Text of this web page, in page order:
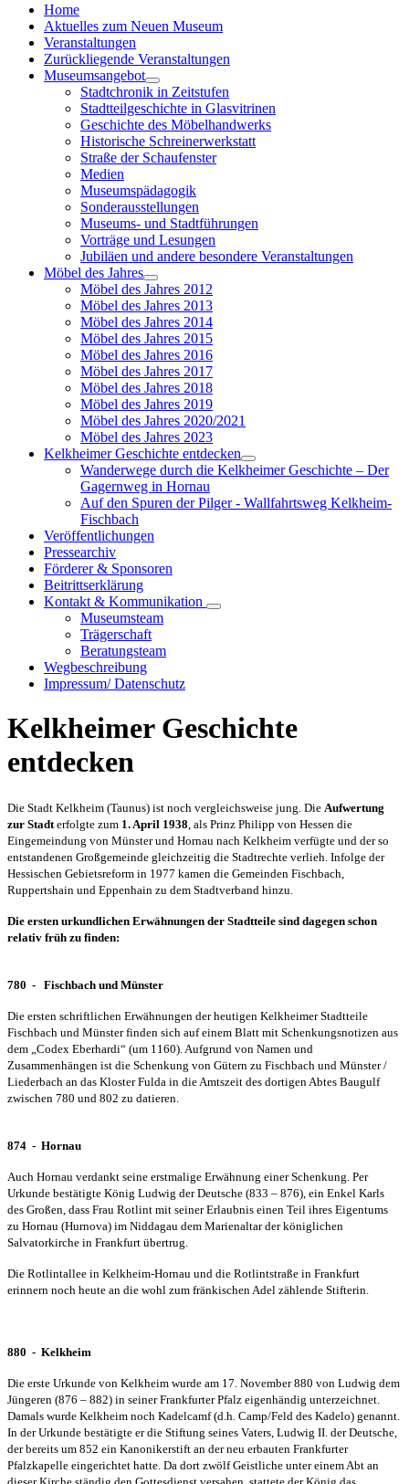
Home
Aktuelles zum Neuen Museum
Veranstaltungen
Zurückliegende Veranstaltungen
Museumsangebot
Stadtchronik in Zeitstufen
Stadtteilgeschichte in Glasvitrinen
Geschichte des Möbelhandwerks
Historische Schreinerwerkstatt
Straße der Schaufenster
Medien
Museumspädagogik
Sonderausstellungen
Museums- und Stadtführungen
Vorträge und Lesungen
Jubiläen und andere besondere Veranstaltungen
Möbel des Jahres
Möbel des Jahres 2012
Möbel des Jahres 2013
Möbel des Jahres 2014
Möbel des Jahres 2015
Möbel des Jahres 2016
Möbel des Jahres 2017
Möbel des Jahres 2018
Möbel des Jahres 2019
Möbel des Jahres 2020/2021
Möbel des Jahres 2023
Kelkheimer Geschichte entdecken
Wanderwege durch die Kelkheimer Geschichte – Der
Gagernweg in Hornau
Auf den Spuren der Pilger - Wallfahrtsweg Kelkheim-
Fischbach
Veröffentlichungen
Pressearchiv
Förderer & Sponsoren
Beitrittserklärung
Kontakt & Kommunikation
Museumsteam
Trägerschaft
Beratungsteam
Wegbeschreibung
Impressum/ Datenschutz
Kelkheimer Geschichte
entdecken
Die Stadt Kelkheim (Taunus) ist noch vergleichsweise jung. Die Aufwertung
zur Stadt erfolgte zum 1. April 1938 , als Prinz Philipp von Hessen die
Eingemeindung von Münster und Hornau nach Kelkheim verfügte und der so
entstandenen Großgemeinde gleichzeitig die Stadtrechte verlieh. Infolge der
Hessischen Gebietsreform in 1977 kamen die Gemeinden Fischbach,
Ruppertshain und Eppenhain zu dem Stadtverband hinzu.
Die ersten urkundlichen Erwähnungen der Stadtteile sind dagegen schon
relativ früh zu finden:
780 - Fischbach und Münster
Die ersten schriftlichen Erwähnungen der heutigen Kelkheimer Stadtteile
Fischbach und Münster finden sich auf einem Blatt mit Schenkungsnotizen aus
dem „Codex Eberhardi“ (um 1160). Aufgrund von Namen und
Zusammenhängen ist die Schenkung von Gütern zu Fischbach und Münster /
Liederbach an das Kloster Fulda in die Amtszeit des dortigen Abtes Baugulf
zwischen 780 und 802 zu datieren.
874 - Hornau
Auch Hornau verdankt seine erstmalige Erwähnung einer Schenkung. Per
Urkunde bestätigte König Ludwig der Deutsche (833 – 876), ein Enkel Karls
des Großen, dass Frau Rotlint mit seiner Erlaubnis einen Teil ihres Eigentums
zu Hornau (Hurnova) im Niddagau dem Marienaltar der königlichen
Salvatorkirche in Frankfurt übertrug.
Die Rotlintallee in Kelkheim-Hornau und die Rotlintstraße in Frankfurt
erinnern noch heute an die wohl zum fränkischen Adel zählende Stifterin.
880 - Kelkheim
Die erste Urkunde von Kelkheim wurde am 17. November 880 von Ludwig dem
Jüngeren (876 – 882) in seiner Frankfurter Pfalz eigenhändig unterzeichnet.
Damals wurde Kelkheim noch Kadelcamf (d.h. Camp/Feld des Kadelo) genannt.
In der Urkunde bestätigte er die Stiftung seines Vaters, Ludwig II. der Deutsche,
der bereits um 852 ein Kanonikerstift an der neu erbauten Frankfurter
Pfalzkapelle eingerichtet hatte. Da dort zwölf Geistliche unter einem Abt an